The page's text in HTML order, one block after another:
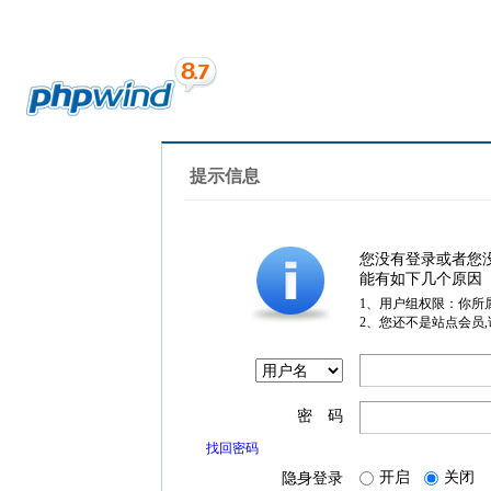
提示信息
您没有登录或者您
能有如下几个原因
1、用户组权限：你所
2、您还不是站点会员
密 码
找回密码
隐身登录 开启 关闭